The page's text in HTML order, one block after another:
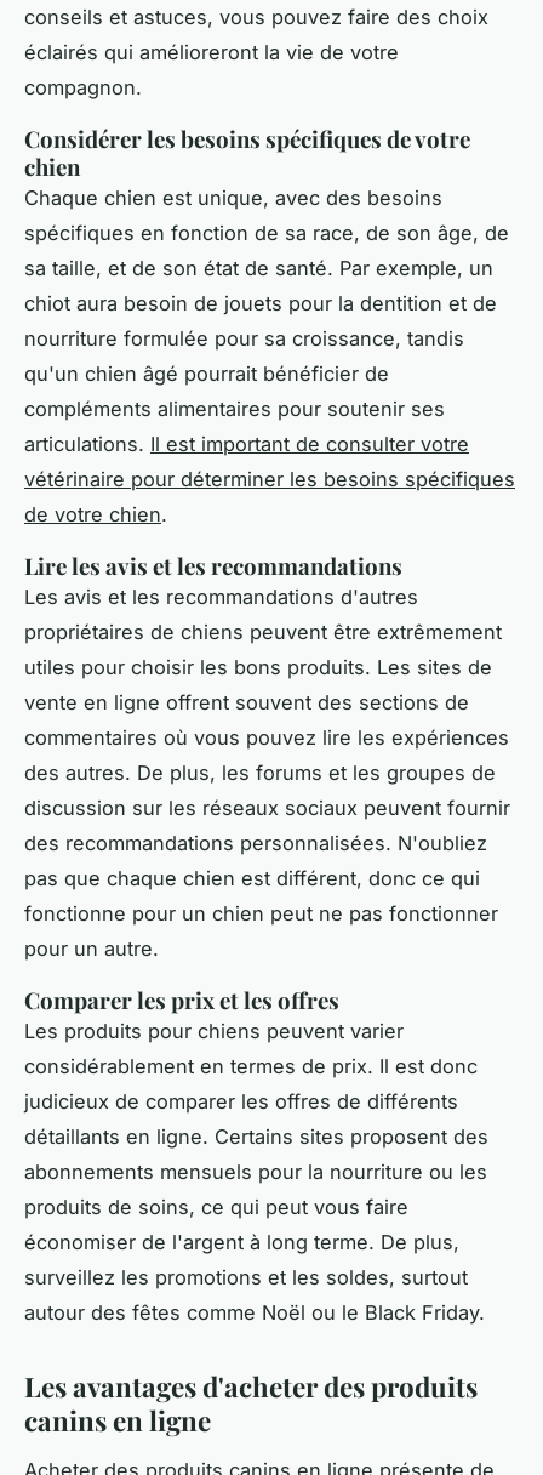
conseils et astuces, vous pouvez faire des choix
éclairés qui amélioreront la vie de votre
compagnon.
Considérer les besoins spécifiques de votre
chien
Chaque chien est unique, avec des besoins
spécifiques en fonction de sa race, de son âge, de
sa taille, et de son état de santé. Par exemple, un
chiot aura besoin de jouets pour la dentition et de
nourriture formulée pour sa croissance, tandis
qu'un chien âgé pourrait bénéficier de
compléments alimentaires pour soutenir ses
articulations. Il est important de consulter votre
vétérinaire pour déterminer les besoins spécifiques
de votre chien.
Lire les avis et les recommandations
Les avis et les recommandations d'autres
propriétaires de chiens peuvent être extrêmement
utiles pour choisir les bons produits. Les sites de
vente en ligne offrent souvent des sections de
commentaires où vous pouvez lire les expériences
des autres. De plus, les forums et les groupes de
discussion sur les réseaux sociaux peuvent fournir
des recommandations personnalisées. N'oubliez
pas que chaque chien est différent, donc ce qui
fonctionne pour un chien peut ne pas fonctionner
pour un autre.
Comparer les prix et les offres
Les produits pour chiens peuvent varier
considérablement en termes de prix. Il est donc
judicieux de comparer les offres de différents
détaillants en ligne. Certains sites proposent des
abonnements mensuels pour la nourriture ou les
produits de soins, ce qui peut vous faire
économiser de l'argent à long terme. De plus,
surveillez les promotions et les soldes, surtout
autour des fêtes comme Noël ou le Black Friday.
Les avantages d'acheter des produits
canins en ligne
Acheter des produits canins en ligne présente de